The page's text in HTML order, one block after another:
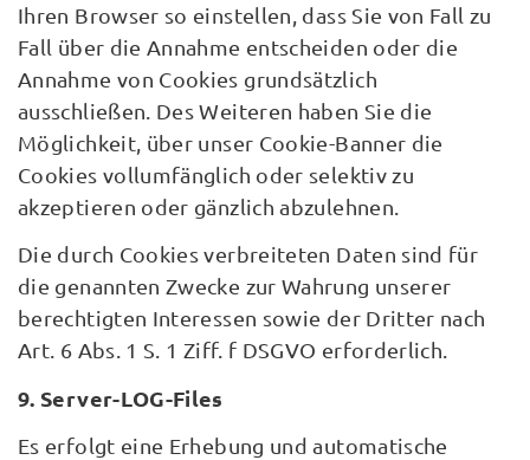
Ihren Browser so einstellen, dass Sie von Fall zu
Fall über die Annahme entscheiden oder die
Annahme von Cookies grundsätzlich
ausschließen. Des Weiteren haben Sie die
Möglichkeit, über unser Cookie-Banner die
Cookies vollumfänglich oder selektiv zu
akzeptieren oder gänzlich abzulehnen.
Die durch Cookies verbreiteten Daten sind für
die genannten Zwecke zur Wahrung unserer
berechtigten Interessen sowie der Dritter nach
Art. 6 Abs. 1 S. 1 Ziff. f DSGVO erforderlich.
9. Server-LOG-Files
Es erfolgt eine Erhebung und automatische